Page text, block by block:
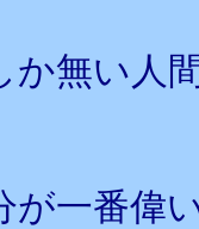
か無い人
が一番偉